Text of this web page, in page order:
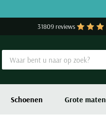
31809 reviews
Schoenen Grote maten